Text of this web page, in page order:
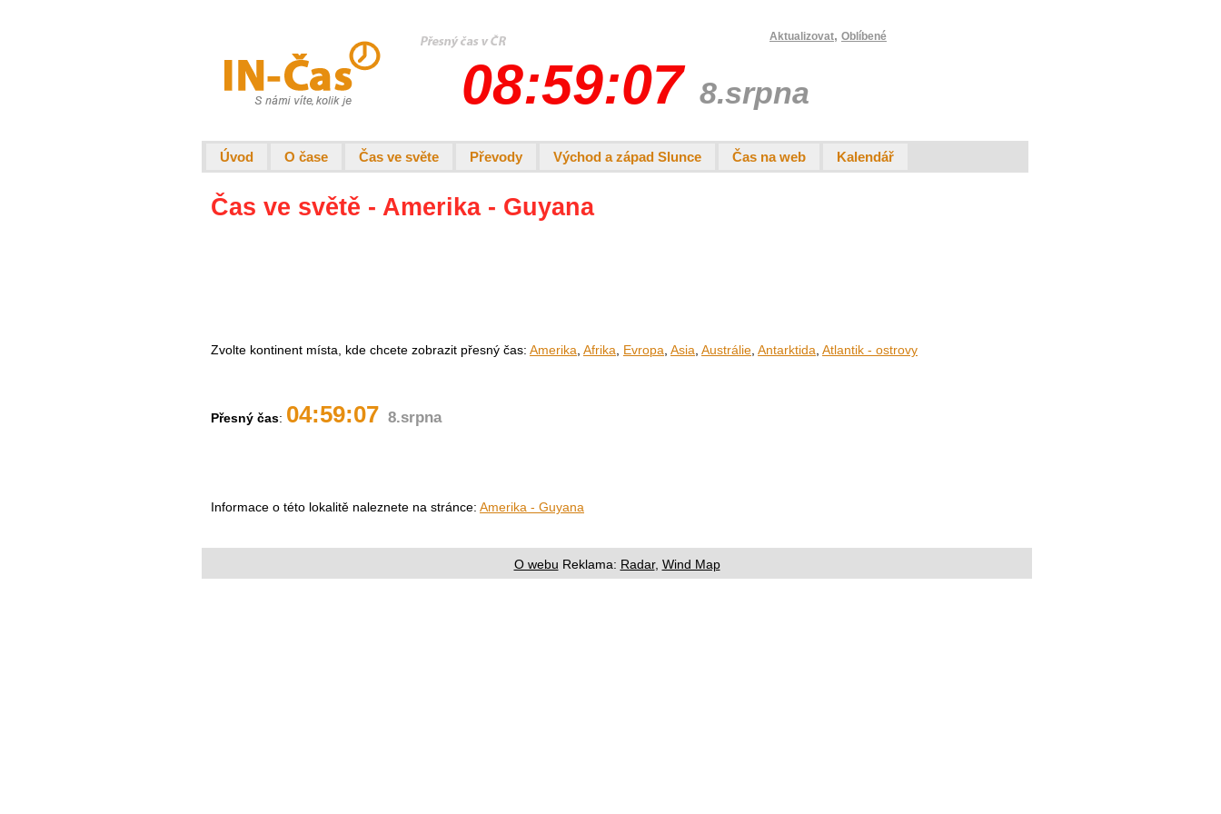
Aktualizovat, Oblíbené
08:59:07 8.srpna
Úvod O čase Čas ve světe Převody Východ a západ Slunce Čas na web Kalendář
Čas ve světě - Amerika - Guyana
Zvolte kontinent místa, kde chcete zobrazit přesný čas: Amerika, Afrika, Evropa, Asia, Austrálie, Antarktida, Atlantik - ostrovy
Přesný čas: 04:59:07 8.srpna
Informace o této lokalitě naleznete na stránce: Amerika - Guyana
O webu Reklama: Radar, Wind Map